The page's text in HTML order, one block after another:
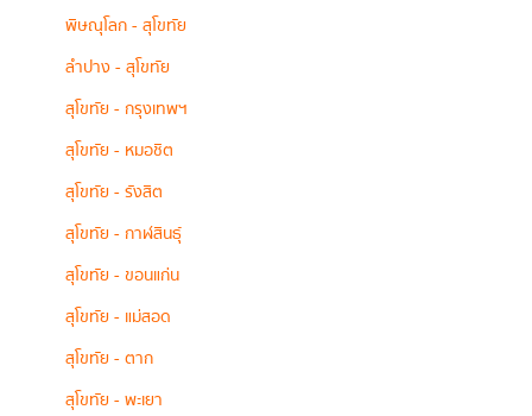
พิษณุโลก - สุโขทัย
ลำปาง - สุโขทัย
สุโขทัย - กรุงเทพฯ
สุโขทัย - หมอชิต
สุโขทัย - รังสิต
สุโขทัย - กาฬสินธุ์
สุโขทัย - ขอนแก่น
สุโขทัย - แม่สอด
สุโขทัย - ตาก
สุโขทัย - พะเยา